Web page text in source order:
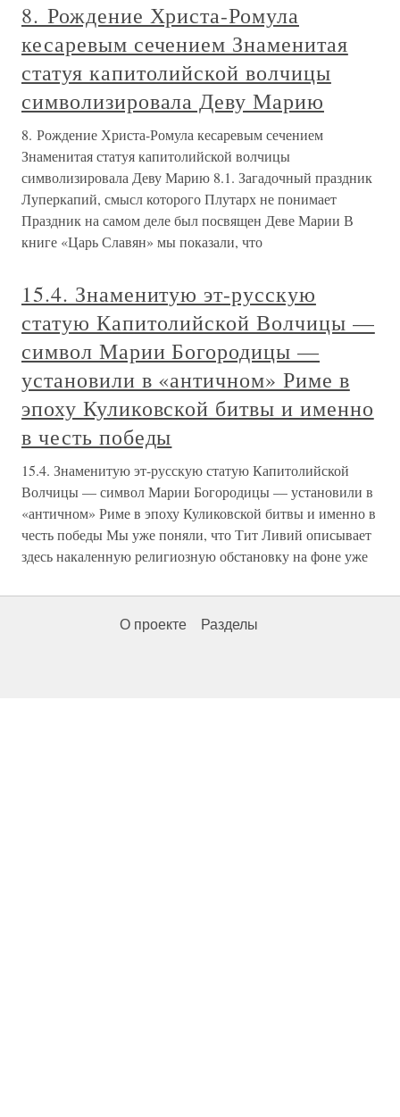
8. Рождение Христа-Ромула
кесаревым сечением Знаменитая
статуя капитолийской волчицы
символизировала Деву Марию
8. Рождение Христа-Ромула кесаревым сечением
Знаменитая статуя капитолийской волчицы
символизировала Деву Марию 8.1. Загадочный праздник
Луперкапий, смысл которого Плутарх не понимает
Праздник на самом деле был посвящен Деве Марии В
книге «Царь Славян» мы показали, что
15.4. Знаменитую эт-русскую
статую Капитолийской Волчицы —
символ Марии Богородицы —
установили в «античном» Риме в
эпоху Куликовской битвы и именно
в честь победы
15.4. Знаменитую эт-русскую статую Капитолийской
Волчицы — символ Марии Богородицы — установили в
«античном» Риме в эпоху Куликовской битвы и именно в
честь победы Мы уже поняли, что Тит Ливий описывает
здесь накаленную религиозную обстановку на фоне уже
О проекте Разделы